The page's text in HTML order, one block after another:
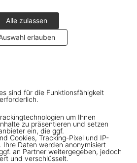
Alle zulassen
erlauben
sind für die Funktionsfähigkeit
um Ihnen
zu präsentieren und setzen
ein, die ggf.
Cookies, Tracking-Pixel und IP-
Ihre Daten werden anonymisiert
an Partner weitergegeben, jedoch
und verschlüsselt.
1/21
Jewelry
US$ 125